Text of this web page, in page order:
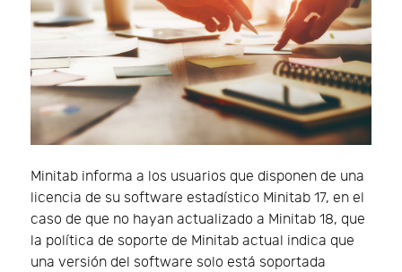
Minitab informa a los usuarios que disponen de una
licencia de su software estadístico Minitab 17, en el
caso de que no hayan actualizado a Minitab 18, que
la política de soporte de Minitab actual indica que
una versión del software solo está soportada